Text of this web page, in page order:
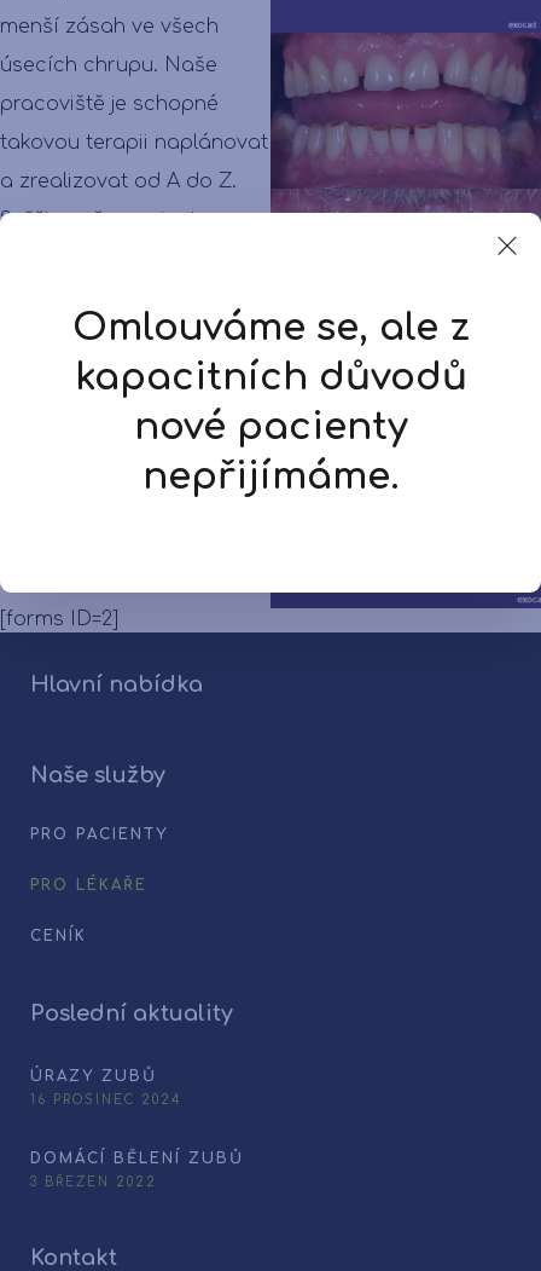
menší zásah ve všech
úsecích chrupu. Naše
pracoviště je schopné
takovou terapii naplánovat
a zrealizovat od A do Z.
Svěřte vaše pacienty s
rehabilitace do naší péče.
[forms ID=2]
Hlavní nabídka
Naše služby
PRO PACIENTY
PRO LÉKAŘE
CENÍK
Poslední aktuality
ÚRAZY ZUBŮ
16 PROSINEC 2024
DOMÁCÍ BĚLENÍ ZUBŮ
3 BŘEZEN 2022
Kontakt
Omlouváme se, ale z
kapacitních důvodů
nové pacienty
nepřijímáme.